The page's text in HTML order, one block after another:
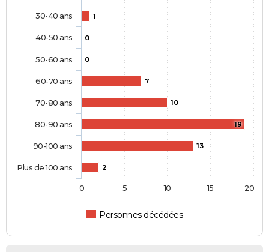
1
0
0
7
10
19
13
2
Personnes décédées
30-40 ans
40-50 ans
50-60 ans
60-70 ans
70-80 ans
80-90 ans
90-100 ans
Plus de 100 ans
0 5 10 15 20